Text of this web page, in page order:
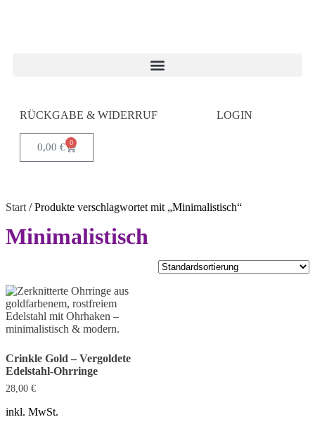
RÜCKGABE & WIDERRUF LOGIN
0,00 € 0
Start / Produkte verschlagwortet mit „Minimalistisch“
Minimalistisch
Crinkle Gold – Vergoldete
Edelstahl-Ohrringe
28,00 €
inkl. MwSt.